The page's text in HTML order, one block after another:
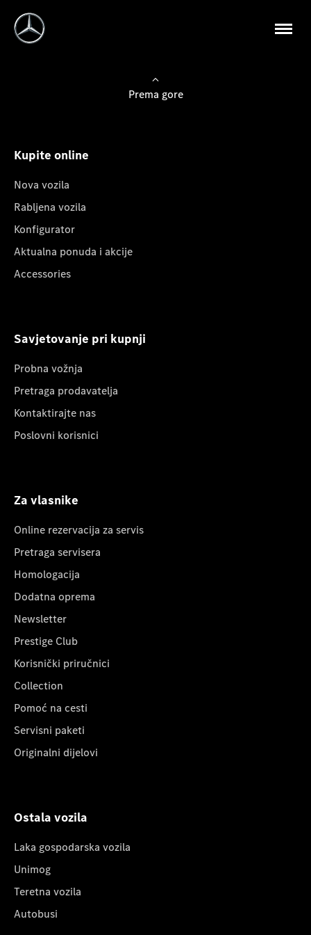
Prema gore
Kupite online
Nova vozila
Rabljena vozila
Konfigurator
Aktualna ponuda i akcije
Accessories
Savjetovanje pri kupnji
Probna vožnja
Pretraga prodavatelja
Kontaktirajte nas
Poslovni korisnici
Za vlasnike
Online rezervacija za servis
Pretraga servisera
Homologacija
Dodatna oprema
Newsletter
Prestige Club
Korisnički priručnici
Collection
Pomoć na cesti
Servisni paketi
Originalni dijelovi
Ostala vozila
Laka gospodarska vozila
Unimog
Teretna vozila
Autobusi